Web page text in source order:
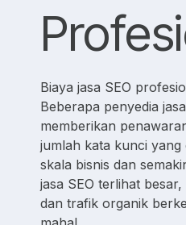
Biaya jasa SEO
Beberapa penyedia
memberikan
jumlah kata kunci yang
skala bisnis dan
jasa SEO terlihat
dan trafik organik